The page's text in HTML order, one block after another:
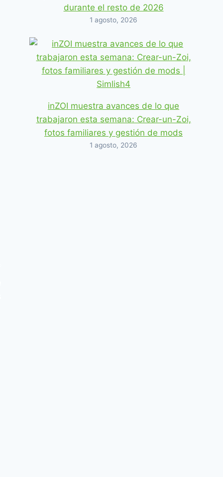
durante el resto de 2026
1 agosto, 2026
inZOI muestra avances de lo que
trabajaron esta semana: Crear-un-Zoi,
fotos familiares y gestión de mods
1 agosto, 2026